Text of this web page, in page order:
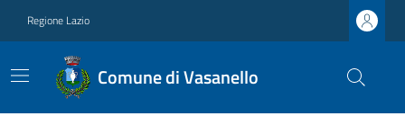
Regione Lazio
Comune di Vasanello